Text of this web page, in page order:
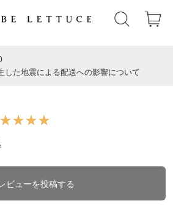
した地震による配送への影響について
ビューを投稿する